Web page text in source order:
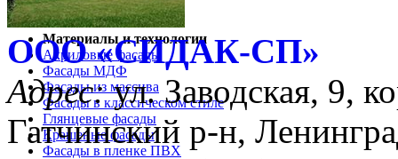
Гид по декорам
Материалы и технологии
Акриловые фасады
Фасады МДФ
Фасады из массива
Фасады в классическом стиле
Глянцевые фасады
Крашеные фасады
Фасады в пленке ПВХ
ООО «CИДАК-СП»
Адрес:ул. Заводская, 9,
Гатчинский р-н,